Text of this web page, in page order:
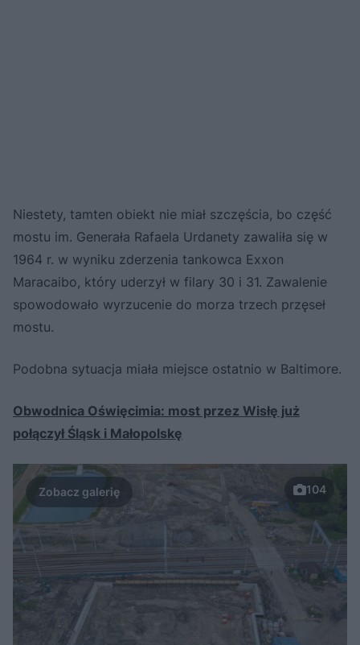
Niestety, tamten obiekt nie miał szczęścia, bo część
mostu im. Generała Rafaela Urdanety zawaliła się w
1964 r. w wyniku zderzenia tankowca Exxon
Maracaibo, który uderzył w filary 30 i 31. Zawalenie
spowodowało wyrzucenie do morza trzech przęseł
mostu.
Podobna sytuacja miała miejsce ostatnio w Baltimore.
Obwodnica Oświęcimia: most przez Wisłę już
połączył Śląsk i Małopolskę
104